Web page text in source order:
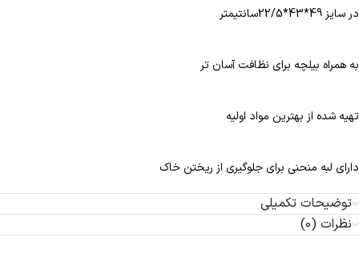
در سایز 49*43*22/5سانتیمتر
به همراه بیلچه برای نظافت آسان تر
تهیه شده از بهترین مواد اولیه
دارای لبه منحنی برای جلوگیری از ریختن خاک
توضیحات تکمیلی
نظرات (0)